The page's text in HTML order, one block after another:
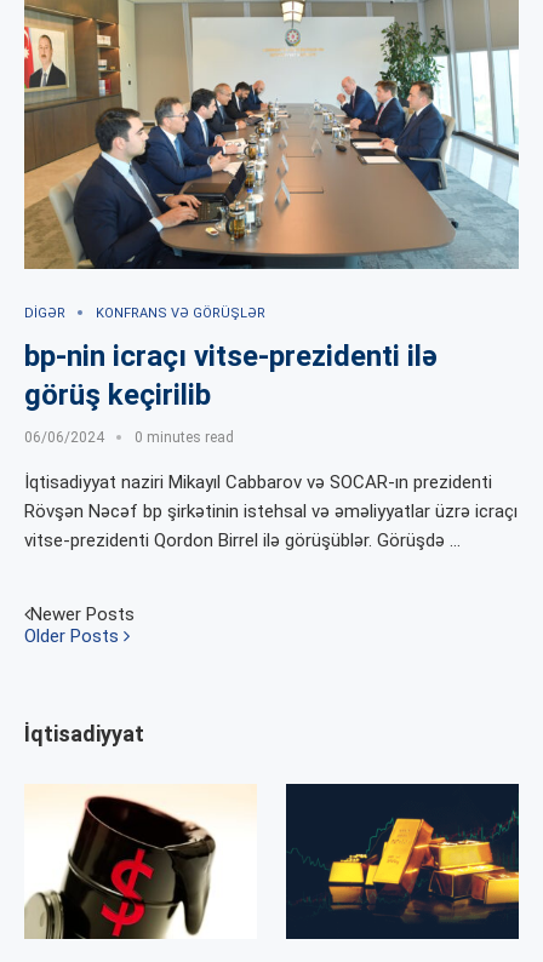
DIGƏR KONFRANS VƏ GÖRÜŞLƏR
bp-nin icraçı vitse-prezidenti ilə
görüş keçirilib
06/06/2024 0 minutes read
İqtisadiyyat naziri Mikayıl Cabbarov və SOCAR-ın prezidenti
Rövşən Nəcəf bp şirkətinin istehsal və əməliyyatlar üzrə icraçı
vitse-prezidenti Qordon Birrel ilə görüşüblər. Görüşdə …
Newer Posts
Older Posts
İqtisadiyyat